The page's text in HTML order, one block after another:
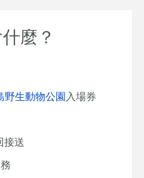
麼？
野生動物公園入場券
接送